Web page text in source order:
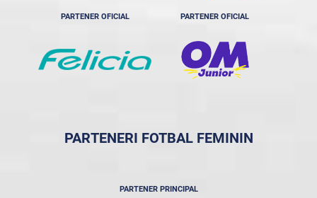
PARTENER OFICIAL PARTENER OFICIAL
PARTENERI FOTBAL FEMININ
PARTENER PRINCIPAL